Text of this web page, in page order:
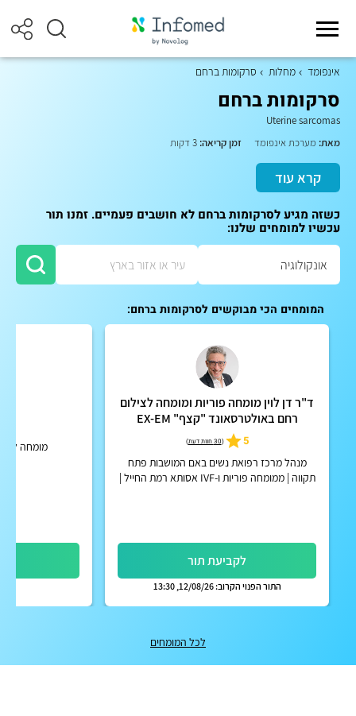
אינפומד מחלות סרקומות ברחם
סרקומות ברחם
Uterine sarcomas
מאת: מערכת אינפומד זמן קריאה:
קרא עוד
כשזה מגיע לסרקומות ברחם לא חושבים פעמיים. זמנו תור
עכשיו למומחים שלנו:
המומחים הכי מבוקשים לסרקומות ברחם:
ד"ר דן לוין מומחה פוריות ומומחה לצילום
רחם באולטרסאונד "קצף" EX-EM
5
(30 חוות דעת )
מנהל מרכז רפואת נשים באם המושבות פתח
תקווה | ממומחה פוריות ו-IVF אסותא רמת החייל |
לקביעת תור
התור הפנוי הקרוב: 12/08/26, 13:30
מומחה
לכל המומחים